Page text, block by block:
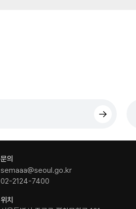
문의
semaaa@seoul.go.kr
02-2124-7400
위치